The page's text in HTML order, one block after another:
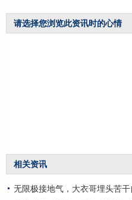
请选择您浏览此资讯时的心情
相关资讯
无限极接地气，大衣哥埋头苦